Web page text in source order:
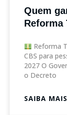
Quem
Reforma
Reforma
CBS para
2027 O
o Decreto
SAIBA MAIS